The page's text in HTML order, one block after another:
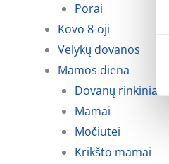
Porai
Kovo 8-oji
Velykų dovanos
Mamos diena
Dovanų rinkiniai
Mamai
Močiutei
Krikšto mamai